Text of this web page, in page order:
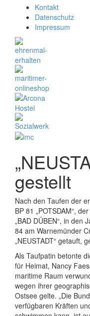
Kontakt
Datenschutz
Impressum
gestellt
Nach den Taufen der
BP 81 „POTSDAM“,
„BAD DÜBEN“, in den
84 am Warnemünder
„NEUSTADT“ getauft,
Als Taufpatin betonte
für Heimat, Nancy
maritime Raum
wegen ihrer
Ostsee gelte. „Die
verfügbaren Kräften